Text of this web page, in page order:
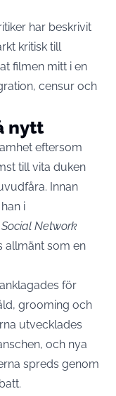
har beskrivit
kritisk till
filmen mitt i en
censur och
nytt
eftersom
till vita duken
Innan
i
Social Network
allmänt som en
för
grooming och
utvecklades
och nya
spreds genom